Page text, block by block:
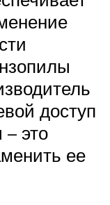
доступ
– это
ее